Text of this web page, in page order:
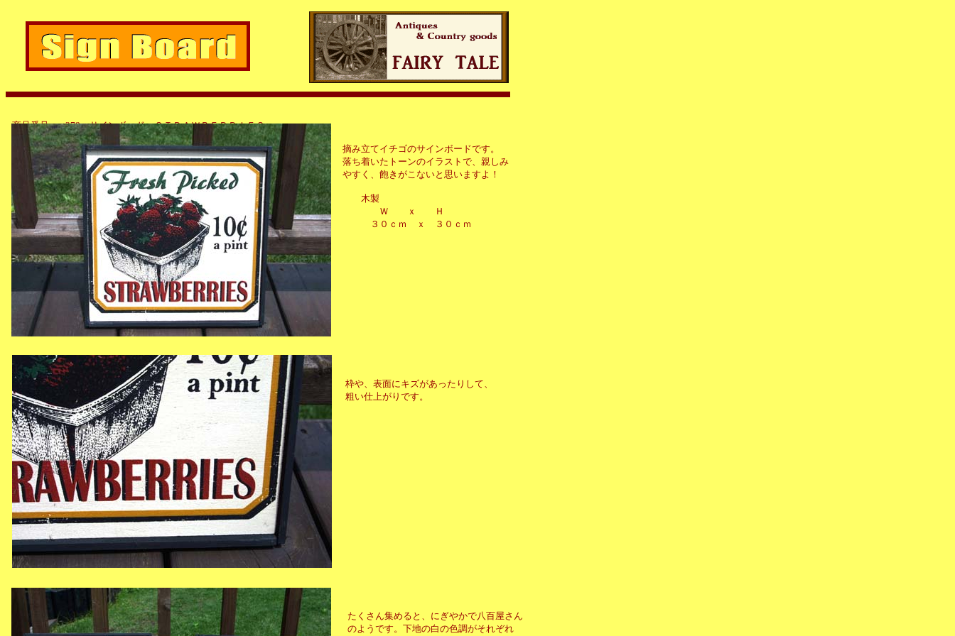
商品番号：ct378 サインボード ＳＴＲＡＷＢＥＲＲＩＥＳ
摘み立てイチゴのサインボードです。
落ち着いたトーンのイラストで、親しみ
やすく、飽きがこないと思いますよ！
木製
Ｗ ｘ Ｈ
３０ｃｍ ｘ ３０ｃｍ
枠や、表面にキズがあったりして、
粗い仕上がりです。
たくさん集めると、にぎやかで八百屋さん
のようです。下地の白の色調がそれぞれ